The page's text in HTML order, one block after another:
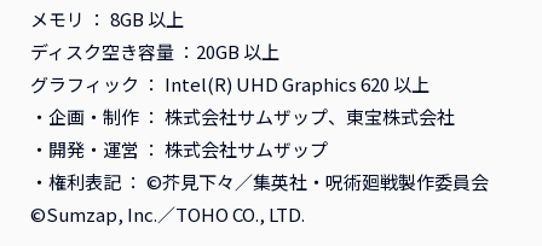
メモリ ： 8GB 以上
ディスク空き容量 ：20GB 以上
グラフィック ： Intel(R) UHD Graphics 620 以上
・企画・制作 ： 株式会社サムザップ、東宝株式会社
・開発・運営 ： 株式会社サムザップ
・権利表記 ： ©芥見下々／集英社・呪術廻戦製作委員会
©Sumzap, Inc.／TOHO CO., LTD.